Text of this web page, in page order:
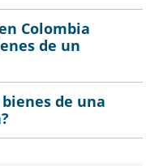
Colombia
de un
de una